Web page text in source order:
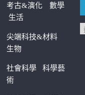
考古&演化
數學
生活
尖端科技&材料
生物
社會科學科學藝
術